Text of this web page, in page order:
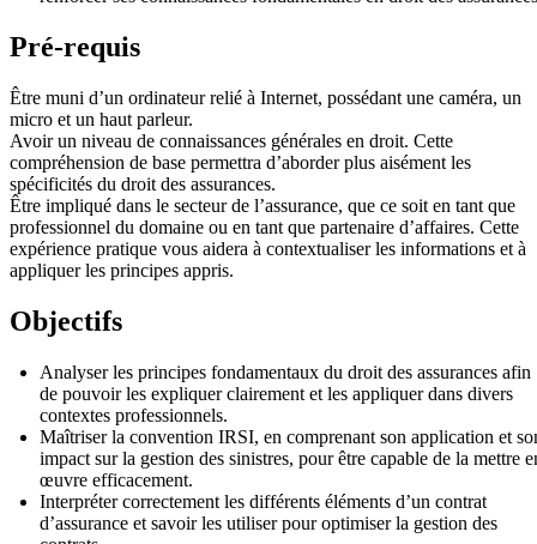
Pré-requis
Être muni d’un ordinateur relié à Internet, possédant une caméra, un
micro et un haut parleur.
Avoir un niveau de connaissances générales en droit. Cette
compréhension de base permettra d’aborder plus aisément les
spécificités du droit des assurances.
Être impliqué dans le secteur de l’assurance, que ce soit en tant que
professionnel du domaine ou en tant que partenaire d’affaires. Cette
expérience pratique vous aidera à contextualiser les informations et à
appliquer les principes appris.
Objectifs
Analyser les principes fondamentaux du droit des assurances afin
de pouvoir les expliquer clairement et les appliquer dans divers
contextes professionnels.
Maîtriser la convention IRSI, en comprenant son application et
impact sur la gestion des sinistres, pour être capable de la mettre
œuvre efficacement.
Interpréter correctement les différents éléments d’un contrat
d’assurance et savoir les utiliser pour optimiser la gestion des